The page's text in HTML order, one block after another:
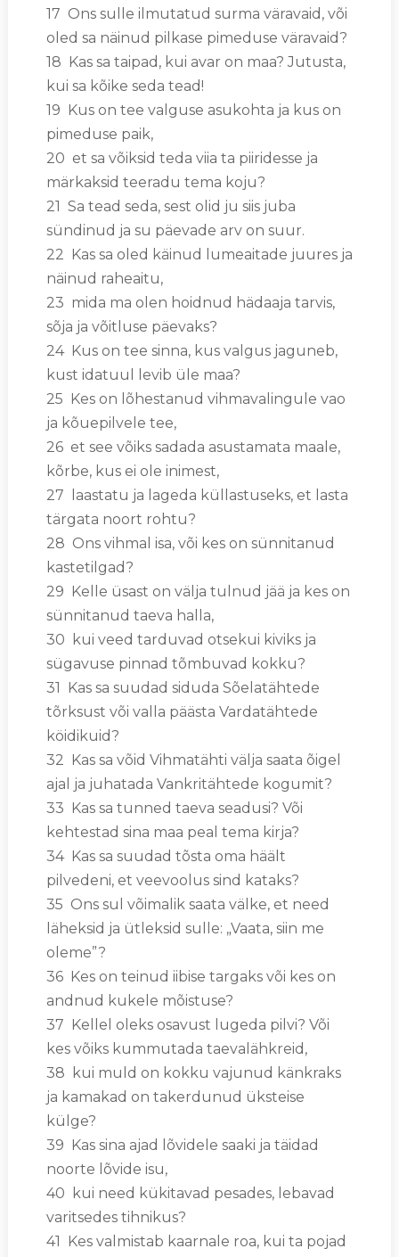
17 Ons sulle ilmutatud surma väravaid, või
oled sa näinud pilkase pimeduse väravaid?
18 Kas sa taipad, kui avar on maa? Jutusta,
kui sa kõike seda tead!
19 Kus on tee valguse asukohta ja kus on
pimeduse paik,
20 et sa võiksid teda viia ta piiridesse ja
märkaksid teeradu tema koju?
21 Sa tead seda, sest olid ju siis juba
sündinud ja su päevade arv on suur.
22 Kas sa oled käinud lumeaitade juures ja
näinud raheaitu,
23 mida ma olen hoidnud hädaaja tarvis,
sõja ja võitluse päevaks?
24 Kus on tee sinna, kus valgus jaguneb,
kust idatuul levib üle maa?
25 Kes on lõhestanud vihmavalingule vao
ja kõuepilvele tee,
26 et see võiks sadada asustamata maale,
kõrbe, kus ei ole inimest,
27 laastatu ja lageda küllastuseks, et lasta
tärgata noort rohtu?
28 Ons vihmal isa, või kes on sünnitanud
kastetilgad?
29 Kelle üsast on välja tulnud jää ja kes on
sünnitanud taeva halla,
30 kui veed tarduvad otsekui kiviks ja
sügavuse pinnad tõmbuvad kokku?
31 Kas sa suudad siduda Sõelatähtede
tõrksust või valla päästa Vardatähtede
köidikuid?
32 Kas sa võid Vihmatähti välja saata õigel
ajal ja juhatada Vankritähtede kogumit?
33 Kas sa tunned taeva seadusi? Või
kehtestad sina maa peal tema kirja?
34 Kas sa suudad tõsta oma häält
pilvedeni, et veevoolus sind kataks?
35 Ons sul võimalik saata välke, et need
läheksid ja ütleksid sulle: „Vaata, siin me
oleme”?
36 Kes on teinud iibise targaks või kes on
andnud kukele mõistuse?
37 Kellel oleks osavust lugeda pilvi? Või
kes võiks kummutada taevalähkreid,
38 kui muld on kokku vajunud känkraks
ja kamakad on takerdunud üksteise
külge?
39 Kas sina ajad lõvidele saaki ja täidad
noorte lõvide isu,
40 kui need kükitavad pesades, lebavad
varitsedes tihnikus?
41 Kes valmistab kaarnale roa, kui ta pojad